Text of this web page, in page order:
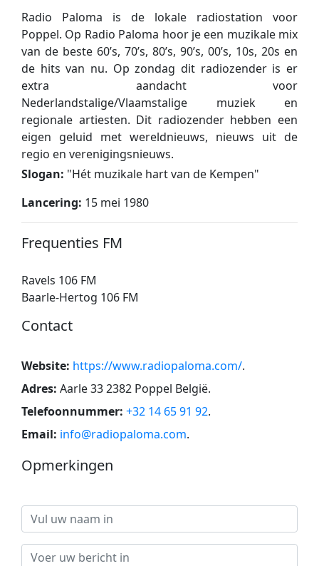
Radio Paloma is de lokale radiostation voor
Poppel. Op Radio Paloma hoor je een muzikale mix
van de beste 60’s, 70’s, 80’s, 90’s, 00’s, 10s, 20s en
de hits van nu. Op zondag dit radiozender is er
extra aandacht voor
Nederlandstalige/Vlaamstalige muziek en
regionale artiesten. Dit radiozender hebben een
eigen geluid met wereldnieuws, nieuws uit de
regio en verenigingsnieuws.
Slogan: "Hét muzikale hart van de Kempen"
Lancering: 15 mei 1980
Frequenties FM
Ravels 106 FM
Baarle-Hertog 106 FM
Contact
Website: https://www.radiopaloma.com/.
Adres: Aarle 33 2382 Poppel België.
Telefoonnummer: +32 14 65 91 92.
Email: info@radiopaloma.com.
Opmerkingen